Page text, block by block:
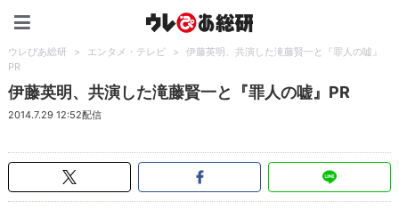
ウレぴあ総研 > エンタメ・テレビ >
伊藤英明、共演した滝藤賢一と『罪人の嘘』
PR
伊藤英明、共演した滝藤賢一と『罪人の嘘』PR
2014.7.29 12:52配信